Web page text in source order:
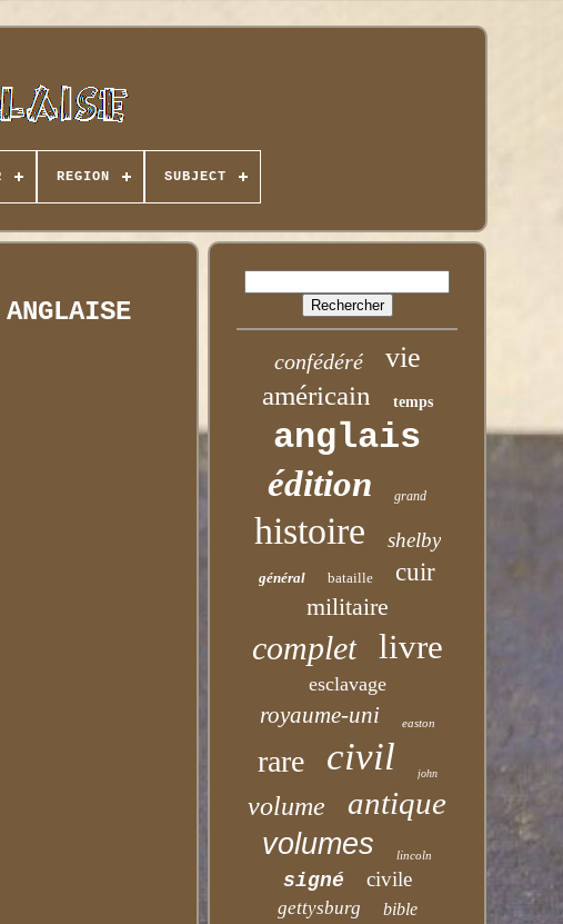
REGION SUBJECT
confédéré vie
américain temps
anglais
édition grand
histoire shelby
général bataille
cuir
militaire
complet livre
esclavage
royaume-uni easton
rare civil john
volume antique
volumes lincoln
signé civile
gettysburg bible